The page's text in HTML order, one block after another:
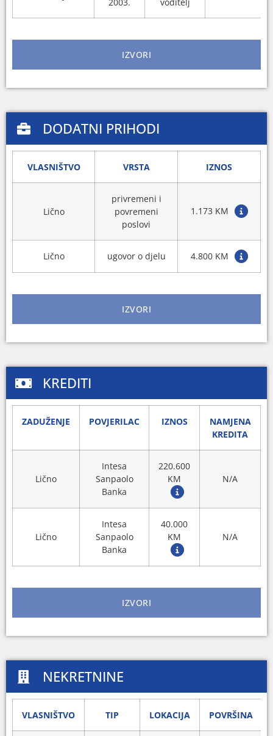
2003.
voditelj
IZVORI
DODATNI PRIHODI
VLASNIŠTVO VRSTA IZNOS
Lično
privremeni i
povremeni
poslovi
1.173 KM
Lično ugovor o djelu 4.800 KM
IZVORI
KREDITI
ZADUŽENJE POVJERILAC IZNOS
NAMJENA
KREDITA
Lično
Intesa
Sanpaolo
Banka
220.600
KM
N/A
Lično
Intesa
Sanpaolo
Banka
40.000
KM
N/A
IZVORI
NEKRETNINE
VLASNIŠTVO TIP LOKACIJA POVRŠINA